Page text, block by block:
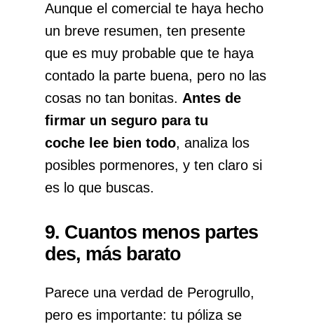
Aunque el comercial te haya hecho
un breve resumen, ten presente
que es muy probable que te haya
contado la parte buena, pero no las
cosas no tan bonitas. Antes de
firmar un seguro para tu
coche lee bien todo, analiza los
posibles pormenores, y ten claro si
es lo que buscas.
9. Cuantos menos partes
des, más barato
Parece una verdad de Perogrullo,
pero es importante: tu póliza se